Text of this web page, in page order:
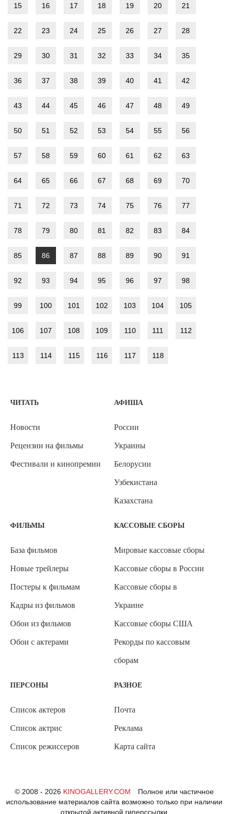
15 16 17 18 19 20 21
22 23 24 25 26 27 28
29 30 31 32 33 34 35
36 37 38 39 40 41 42
43 44 45 46 47 48 49
50 51 52 53 54 55 56
57 58 59 60 61 62 63
64 65 66 67 68 69 70
71 72 73 74 75 76 77
78 79 80 81 82 83 84
85 86 87 88 89 90 91
92 93 94 95 96 97 98
99 100 101 102 103 104 105
106 107 108 109 110 111 112
113 114 115 116 117 118
ЧИТАТЬ
Новости
Рецензии на фильмы
Фестивали и кинопремии
АФИША
России
Украины
Белорусии
Узбекистана
Казахстана
ФИЛЬМЫ
База фильмов
Новые трейлеры
Постеры к фильмам
Кадры из фильмов
Обои из фильмов
Обои с актерами
КАССОВЫЕ СБОРЫ
Мировые кассовые сборы
Кассовые сборы в России
Кассовые сборы в
Украине
Кассовые сборы США
Рекорды по кассовым
сборам
ПЕРСОНЫ
Список актеров
Список актрис
Список режиссеров
РАЗНОЕ
Почта
Реклама
Карта сайта
© 2008 - 2026 KINOGALLERY.COM
Полное или частичное
использование материалов сайта возможно только при наличии
открытой активной гиперссылки